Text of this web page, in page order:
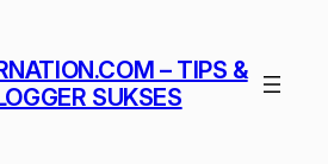
– TIPS &
SUKSES